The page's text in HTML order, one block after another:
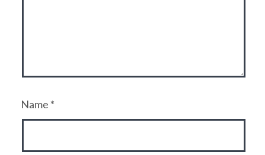
Name *